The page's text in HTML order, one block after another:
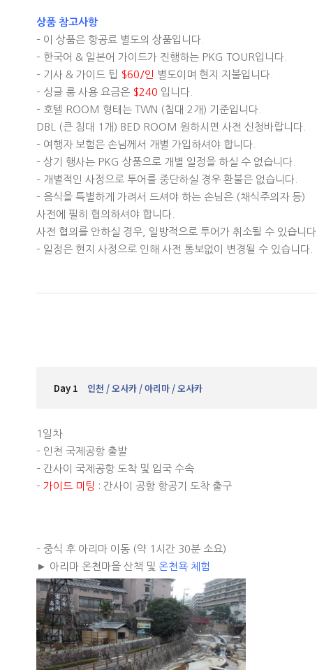
상품 참고사항
– 이 상품은 항공료 별도의 상품입니다.
– 한국어 & 일본어 가이드가 진행하는 PKG TOUR입니다.
– 기사 & 가이드 팁 $60/인
별도이며 현지 지불입니다.
– 싱글 룸 사용 요금은 $240 입니다.
– 호텔 ROOM 형태는 TWN (침대 2개) 기준입니다.
DBL (큰 침대 1개) BED ROOM 원하시면 사전 신청바랍니다.
– 여행자 보험은 손님께서 개별 가입하셔야 합니다.
– 상기 행사는 PKG 상품으로 개별 일정을 하실 수 없습니다.
– 개별적인 사정으로 투어를 중단하실 경우 환불은 없습니다.
– 음식을 특별하게 가려서 드셔야 하는 손님은 (채식주의자 등)
사전에 필히 협의하셔야 합니다.
사전 협의를 안하실 경우, 일방적으로 투어가 취소될 수 있습니다.
– 일정은 현지 사정으로 인해 사전 통보없이 변경될 수 있습니다.
Day 1 인천 / 오사카 / 아리마 / 오사카
1일차
– 인천 국제공항 출발
– 간사이 국제공항 도착 및 입국 수속
– 가이드 미팅 : 간사이 공항 항공기 도착 출구
– 중식 후 아리마 이동 (약 1시간 30분 소요)
► 아리마 온천마을 산책 및 온천욕 체험